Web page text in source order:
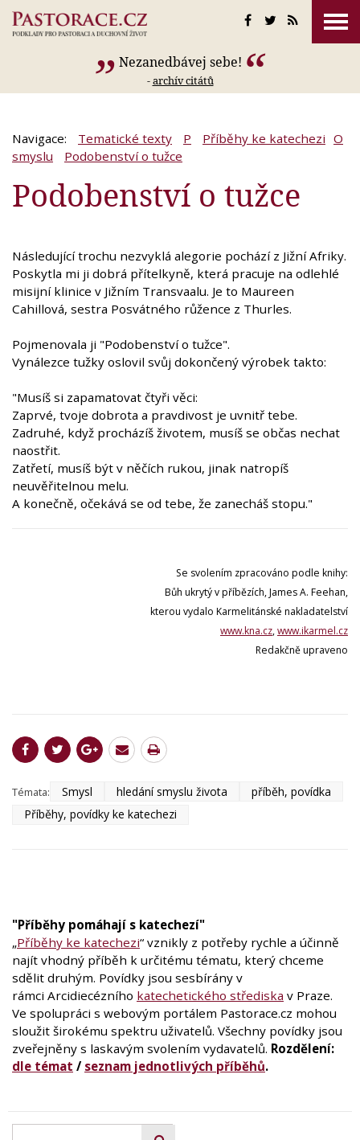
Nezanedbávej sebe!
-archív citátů
Navigace: Tematické texty P Příběhy ke katechezi O
smyslu
Podobenství o tužce
Podobenství o tužce
Následující trochu nezvyklá alegorie pochází z Jižní Afriky.
Poskytla mi ji dobrá přítelkyně, která pracuje na odlehlé
misijní klinice v Jižním Transvaalu. Je to Maureen
Cahillová, sestra Posvátného růžence z Thurles.
Pojmenovala ji "Podobenství o tužce".
Vynálezce tužky oslovil svůj dokončený výrobek takto:
"Musíš si zapamatovat čtyři věci:
Zaprvé, tvoje dobrota a pravdivost je uvnitř tebe.
Zadruhé, když procházíš životem, musíš se občas nechat
naostřit.
Zatřetí, musíš být v něčích rukou, jinak natropíš
neuvěřitelnou melu.
A konečně, očekává se od tebe, že zanecháš stopu."
Se svolením zpracováno podle knihy:
Bůh ukrytý v příbězích, James A. Feehan,
kterou vydalo Karmelitánské nakladatelství
www.kna.cz,www.ikarmel.cz
Redakčně upraveno
Témata: Smysl hledání smyslu života
příběh, povídka
Příběhy, povídky ke katechezi
"Příběhy pomáhají s katechezí"
„Příběhy ke katechezi“ vznikly z potřeby rychle a účinně
najít vhodný příběh k určitému tématu, který chceme
sdělit druhým. Povídky jsou sesbírány v
rámci Arcidiecézního katechetického střediska v Praze.
Ve spolupráci s webovým portálem Pastorace.cz mohou
sloužit širokému spektru uživatelů. Všechny povídky jsou
zveřejněny s laskavým svolením vydavatelů. Rozdělení:
dle témat / seznam jednotlivých příběhů.